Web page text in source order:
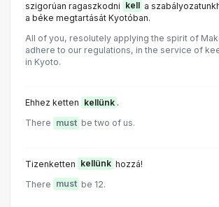
szigorúan ragaszkodni kell a
a béke megtartását Kyotóban.
All of you, resolutely applying the spirit of
adhere to our regulations, in the service of
in Kyoto.
Ehhez ketten kellünk .
There must be two of us.
Tizenketten kellünk hozzá!
There must be 12.